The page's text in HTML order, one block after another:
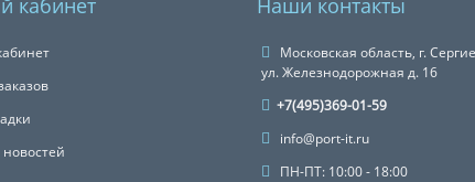
кабинет Наши контакты
Московская область, г.
ул. Железнодорожная д. 16
+7(495)369-01-59
info@port-it.ru
ПН-ПТ: 10:00 - 18:00